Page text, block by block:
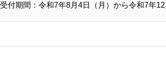
受付期間：令和7年8月4日（月）から令和7年